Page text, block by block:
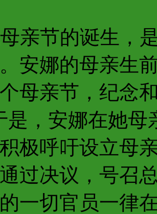
亲节的诞生，
安娜的母亲生
母亲节，纪念
是，安娜在她
极呼吁设立母
过决议，号召
一切官员一律